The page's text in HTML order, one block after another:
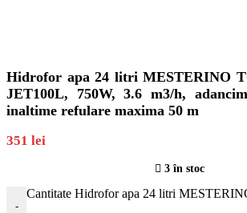
Hidrofor apa 24 litri MESTERINO
JET100L, 750W, 3.6 m3/h,
inaltime refulare maxima 50 m
351 lei
3 în stoc
-
Cantitate Hidrofor apa 24 litri